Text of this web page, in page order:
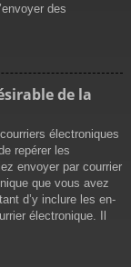
des
de la
électroniques
repérer les
envoyer par courrier
que vous avez
d’y inclure les en-
électronique. Il